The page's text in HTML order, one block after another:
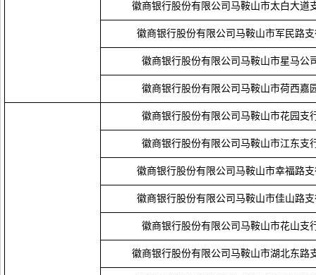
徽商银行股份有限公司马鞍山市太白大道
徽商银行股份有限公司马鞍山市军民路
徽商银行股份有限公司马鞍山市星马公
徽商银行股份有限公司马鞍山市荷西嘉
徽商银行股份有限公司马鞍山市花园支
徽商银行股份有限公司马鞍山市江东支
徽商银行股份有限公司马鞍山市幸福路
徽商银行股份有限公司马鞍山市佳山路
徽商银行股份有限公司马鞍山市花山支
徽商银行股份有限公司马鞍山市湖北东路